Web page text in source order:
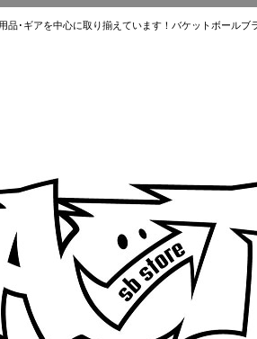
を中心に取り揃えています！バケットボールブラ